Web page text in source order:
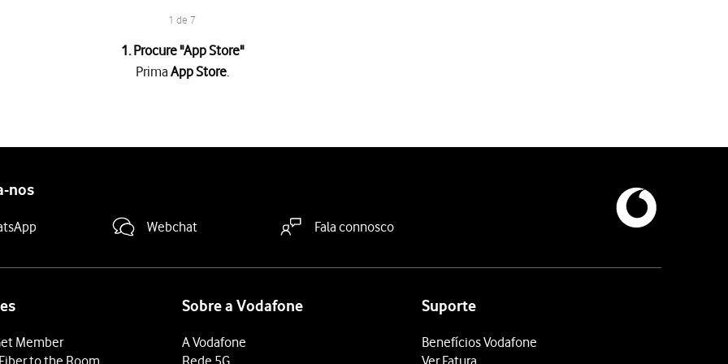
1 de 7
1. Procure "App Store"
PrimaApp Store.
no ecrã para instalar a app.
grátis, prima o preço para instalar a app.
deslize o dedo de baixo para cima a partir da base do ecrã.
nos
Webchat Fala connosco
Member
to the Room
Sobre a Vodafone
A Vodafone
Rede 5G
Suporte
Benefícios Vodafone
Ver Fatura